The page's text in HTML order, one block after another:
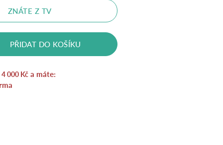
974 Kč.
ZNÁTE Z TV
PŘIDAT DO KOŠÍKU
4 000 Kča máte: